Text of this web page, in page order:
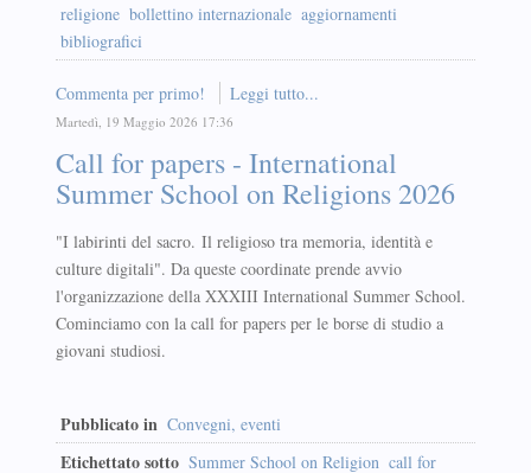
religione bollettino internazionale aggiornamenti
bibliografici
Commenta per primo! Leggi tutto...
Martedì, 19 Maggio 2026 17:36
Call for papers - International
Summer School on Religions 2026
"I labirinti del sacro. Il religioso tra memoria, identità e
culture digitali". Da queste coordinate prende avvio
l'organizzazione della XXXIII International Summer School.
Cominciamo con la call for papers per le borse di studio a
giovani studiosi.
Pubblicato in Convegni, eventi
Etichettato sotto Summer School on Religion call for